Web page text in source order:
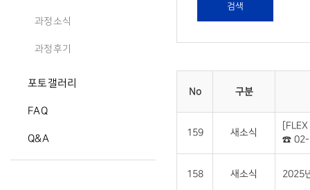
과정소식
과정후기
포토갤러리
FAQ
Q&A
검색
No 구분
159 새소식
☎ 02-
158 새소식 2025